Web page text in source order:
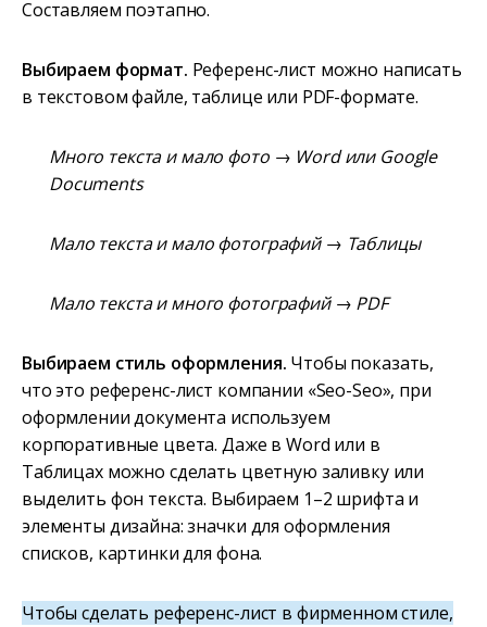
Составляем поэтапно.
Выбираем формат. Референс-лист можно написать
в текстовом файле, таблице или PDF-формате.
Много текста и мало фото → Word или Google
Documents
Мало текста и мало фотографий → Таблицы
Мало текста и много фотографий → PDF
Выбираем стиль оформления. Чтобы показать,
что это референс-лист компании «Seo-Seo», при
оформлении документа используем
корпоративные цвета. Даже в Word или в
Таблицах можно сделать цветную заливку или
выделить фон текста. Выбираем 1–2 шрифта и
элементы дизайна: значки для оформления
списков, картинки для фона.
Чтобы сделать референс-лист в фирменном стиле,